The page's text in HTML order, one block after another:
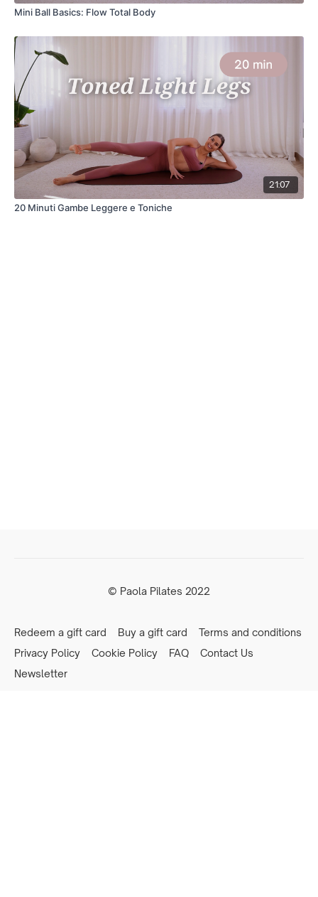
Mini Ball Basics: Flow Total Body
21:07
20 Minuti Gambe Leggere e Toniche
© Paola Pilates 2022
Redeem a gift card Buy a gift card
Terms and conditions
Privacy Policy
Cookie Policy FAQ
Contact Us
Newsletter